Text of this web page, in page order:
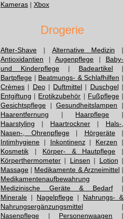
Kameras | Xbox
Drogerie
After-Shave | Alternative Medizin |
Antioxidantien | Augenpflege | Baby-
und Kinderpflege | Badeartikel |
Bartpflege | Beatmungs- & Schlafhilfen |
Crèmes | Deo| Duftmittel | Duschgel|
Entgiftung | Erotikzubehör | Fußpflege|
Gesichtspflege |Gesundheitslampen |
Haarentfernung | Haarpflege |
Haarstyling | Haartrockner | Hals-,
Nasen-, Ohrenpflege| Hörgeräte|
Intimhygiene | Inkontinenz| Kerzen |
Kosmetik | Körper- & Hautpflege |
Körperthermometer | Linsen | Lotion |
Massage | Medikamente & Arzneimittel|
Medikamentenaufbewahrung |
Medizinische Geräte & Bedarf|
Minerale | Nagelpflege | Nahrungs- &
Nahrungsergänzungsmittel |
Nasenpflege | Personenwaagen |